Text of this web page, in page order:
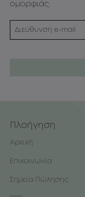
ομορφιάς.
Πλοήγηση
Αρχική
Επικοινωνία
Σημεία Πώλησης